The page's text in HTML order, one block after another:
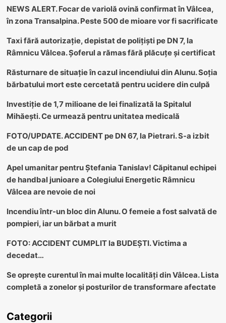
NEWS ALERT. Focar de variolă ovină confirmat în Vâlcea,
în zona Transalpina. Peste 500 de mioare vor fi sacrificate
Taxi fără autorizație, depistat de polițiști pe DN 7, la
Râmnicu Vâlcea. Șoferul a rămas fără plăcuțe și certificat
Răsturnare de situație în cazul incendiului din Alunu. Soția
bărbatului mort este cercetată pentru ucidere din culpă
Investiție de 1,7 milioane de lei finalizată la Spitalul
Mihăești. Ce urmează pentru unitatea medicală
FOTO/UPDATE. ACCIDENT pe DN 67, la Pietrari. S-a izbit
de un cap de pod
Apel umanitar pentru Ștefania Tanislav! Căpitanul echipei
de handbal junioare a Colegiului Energetic Râmnicu
Vâlcea are nevoie de noi
Incendiu într-un bloc din Alunu. O femeie a fost salvată de
pompieri, iar un bărbat a murit
FOTO: ACCIDENT CUMPLIT la BUDEȘTI. Victima a
decedat…
Se oprește curentul în mai multe localități din Vâlcea. Lista
completă a zonelor și posturilor de transformare afectate
Categorii